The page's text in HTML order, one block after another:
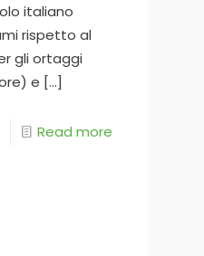
italiano
rispetto al
gli ortaggi
e […]
Read more